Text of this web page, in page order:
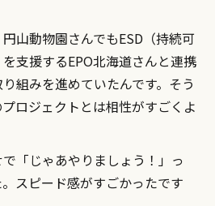
山動物園さんでもESD（持続可
支援するEPO北海道さんと連携
組みを進めていたんです。そう
ロジェクトとは相性がすごくよ
「じゃあやりましょう！」っ
スピード感がすごかったです